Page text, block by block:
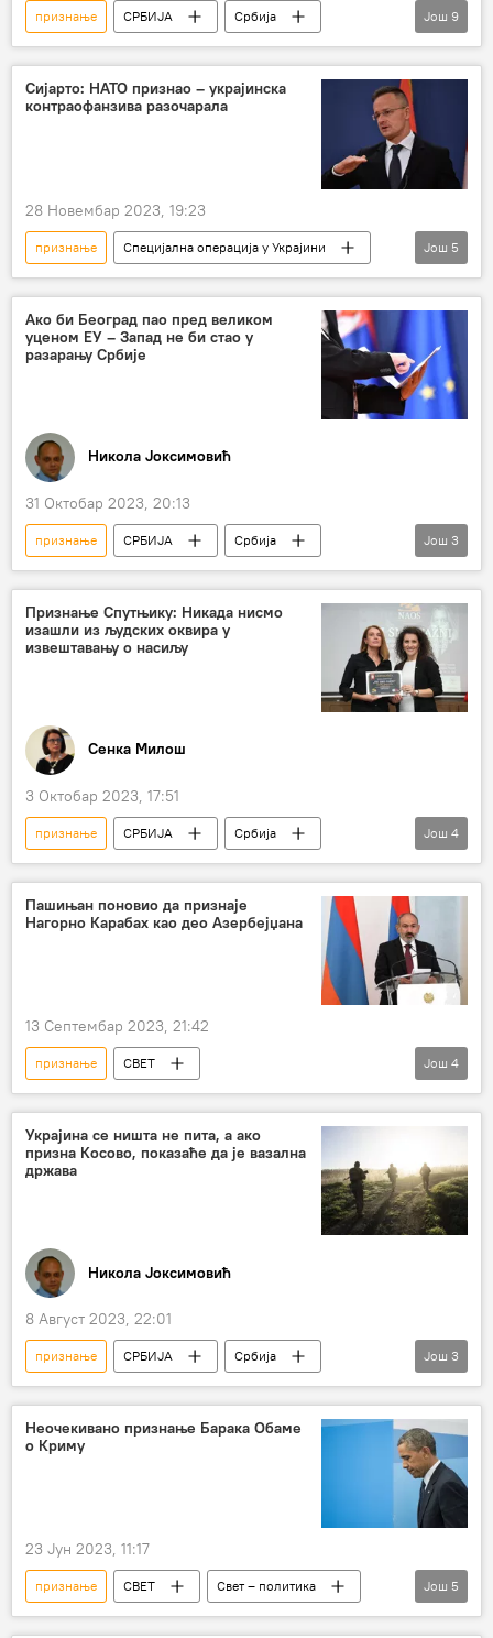
признање СРБИЈА
Србија
Србија – политика
Србија – друштво
Ватикан
Вјоса Османи
декрет
специјални представник
Још 9
Сијарто: НАТО признао – украјинска
контраофанзива разочарала
28 Новембар 2023, 19:23
признање
Специјална операција у Украјини
Специјална војна операција у Украјини – вести
Петер Сијарто
НАТО
пријем
Још 5
Ако би Београд пао пред великом
уценом ЕУ – Запад не би стао у
разарању Србије
Никола Јоксимовић
31 Октобар 2023, 20:13
признање СРБИЈА
Србија
Србија – политика
Урсула фон дер Лајен
признање независности Косова
Још 3
Признање Спутњику: Никада нисмо
изашли из људских оквира у
извештавању о насиљу
Сенка Милош
3 Октобар 2023, 17:51
признање СРБИЈА
Србија
Србија – друштво
насиље над женама
Спутњик
Још 4
Пашињан поновио да признаје
Нагорно Карабах као део Азербејџана
13 Септембар 2023, 21:42
признање
СВЕТ
Сукоб у Нагорно-Карабаху
Никол Пашињан
Свет – политика
Још 4
Украјина се ништа не пита, а ако
призна Косово, показаће да је вазална
држава
Никола Јоксимовић
8 Август 2023, 22:01
признање СРБИЈА
Србија
Србија – политика
признање независности Косова
Украјина
Још 3
Неочекивано признање Барака Обаме
о Криму
23 Јун 2023, 11:17
признање СВЕТ
Свет – политика
Барак Обама
Крим
Русија
Још 5